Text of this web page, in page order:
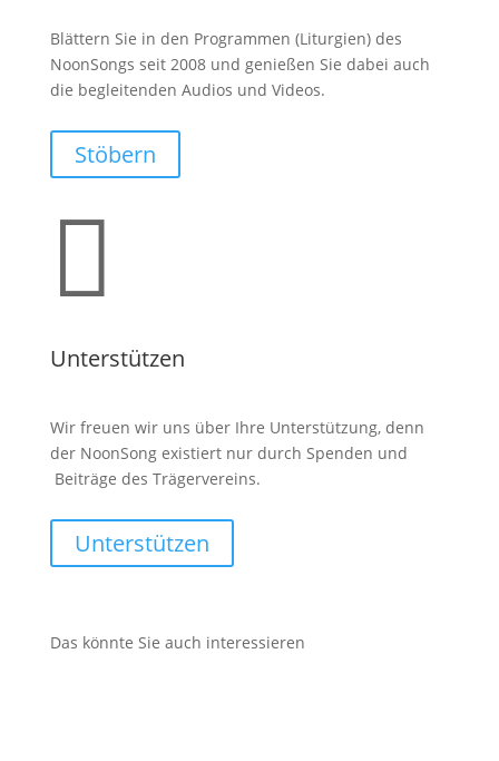
Blättern Sie in den Programmen (Liturgien) des
NoonSongs seit 2008 und genießen Sie dabei auch
die begleitenden Audios und Videos.
Stöbern

Unterstützen
Wir freuen wir uns über Ihre Unterstützung, denn
der NoonSong existiert nur durch Spenden und
Beiträge des Trägervereins.
Unterstützen
Das könnte Sie auch interessieren